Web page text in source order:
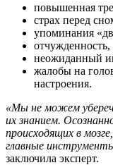
повышенная
страх перед
упоминания
неожиданный
жалобы на
настроения.
«Мы не можем
их знанием.
происходящих в
главные
заключила эксперт.